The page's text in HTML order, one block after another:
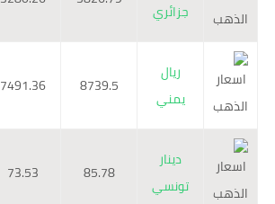
جزائري
ريال
يمني
8739.5
7491.36
دينار
تونسي
85.78
73.53